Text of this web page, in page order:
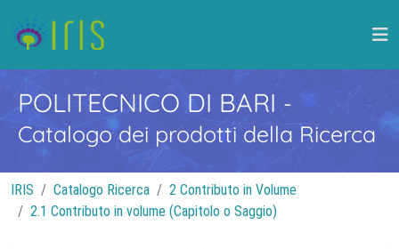
POLITECNICO DI BARI -
Catalogo dei prodotti della Ricerca
IRIS Catalogo Ricerca
2 Contributo in Volume
2.1 Contributo in volume (Capitolo o Saggio)